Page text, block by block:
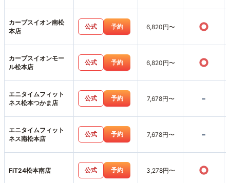
カーブスイオン南松
本店
公式 予約 6,820円〜 ○
カーブスイオンモー
ル松本店
公式 予約 6,820円〜 ○
エニタイムフィット
ネス松本つかま店
公式 予約 7,678円〜 -
エニタイムフィット
ネス南松本店
公式 予約 7,678円〜 -
FiT24松本南店 公式 予約 3,278円〜 ○